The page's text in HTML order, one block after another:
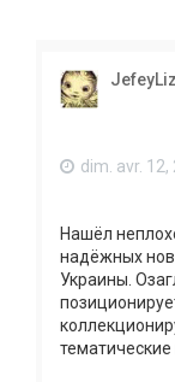
JefeyLiz
dim. avr.
Нашёл
надёжных
Украины.